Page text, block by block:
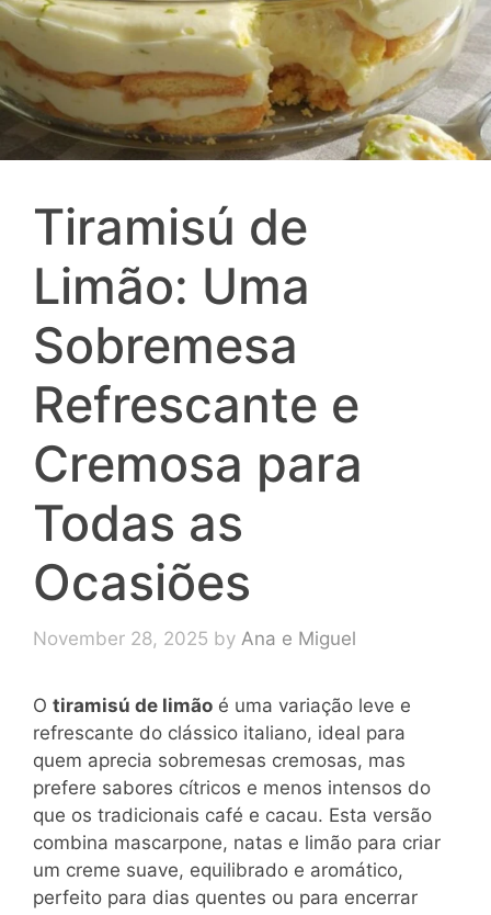
Tiramisú de
Limão: Uma
Sobremesa
Refrescante e
Cremosa para
Todas as
Ocasiões
November 28, 2025 by Ana e Miguel
O tiramisú de limão é uma variação leve e
refrescante do clássico italiano, ideal para
quem aprecia sobremesas cremosas, mas
prefere sabores cítricos e menos intensos do
que os tradicionais café e cacau. Esta versão
combina mascarpone, natas e limão para criar
um creme suave, equilibrado e aromático,
perfeito para dias quentes ou para encerrar